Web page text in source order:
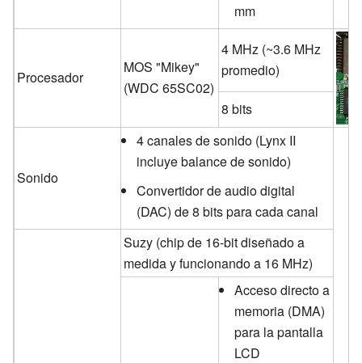
mm
Procesador
MOS "Mikey"
(WDC 65SC02)
4 MHz (~3.6 MHz
promedio)
8 bits
Sonido
4 canales de sonido (Lynx II
incluye balance de sonido)
Convertidor de audio digital
(DAC) de 8 bits para cada canal
Suzy (chip de 16-bit diseñado a
medida y funcionando a 16 MHz)
Acceso directo a
memoria (DMA)
para la pantalla
LCD